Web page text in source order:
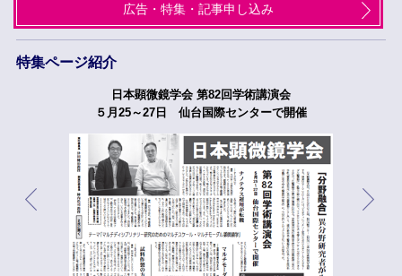
広告・特集・記事申し込み
特集ページ紹介
日本顕微鏡学会 第82回学術講演会
５月25～27日 仙台国際センターで開催